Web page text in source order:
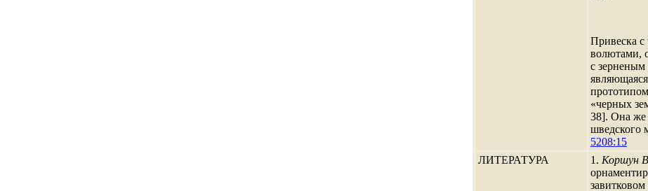
Привеска с
волютами,
с
«черных
38]. Она же
шведского
5208:15
ЛИТЕРАТУРА
1. Коршун